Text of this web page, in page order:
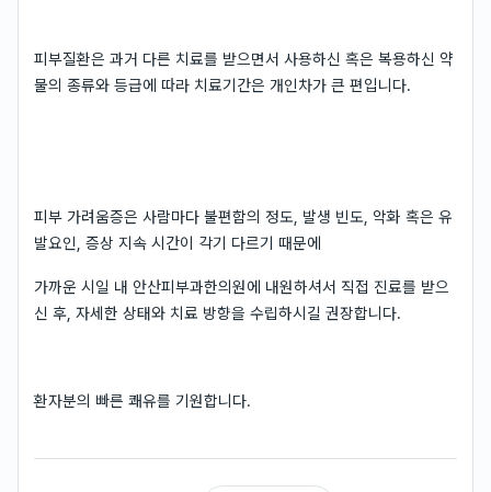
피부질환은 과거 다른 치료를 받으면서 사용하신 혹은 복용하신 약
물의 종류와 등급에 따라 치료기간은 개인차가 큰 편입니다.
피부 가려움증은 사람마다 불편함의 정도, 발생 빈도, 악화 혹은 유
발요인, 증상 지속 시간이 각기 다르기 때문에
가까운 시일 내 안산피부과한의원에 내원하셔서 직접 진료를 받으
신 후, 자세한 상태와 치료 방향을 수립하시길 권장합니다.
환자분의 빠른 쾌유를 기원합니다.